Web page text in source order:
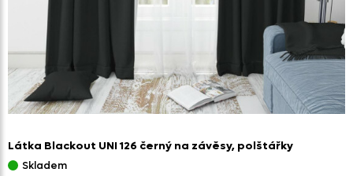
Látka Blackout UNI 126 černý na závěsy, polštářky
Skladem